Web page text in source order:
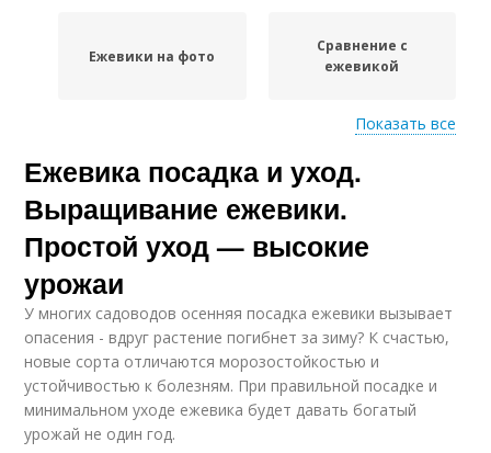
Ежевики на фото
Сравнение с
ежевикой
Садовая ежевика Ежевика без колючек
Показать все
Ежевика посадка и уход.
Выращивание ежевики.
Простой уход — высокие
урожаи
У многих садоводов осенняя посадка ежевики вызывает
опасения - вдруг растение погибнет за зиму? К счастью,
новые сорта отличаются морозостойкостью и
устойчивостью к болезням. При правильной посадке и
минимальном уходе ежевика будет давать богатый
урожай не один год.